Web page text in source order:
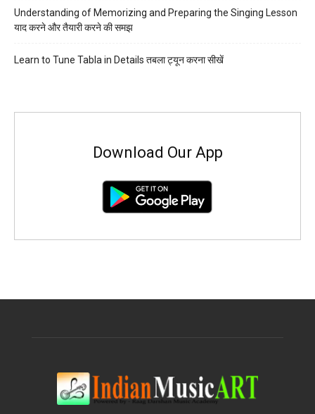
Understanding of Memorizing and Preparing the Singing Lesson
याद करने और तैयारी करने की समझ
Learn to Tune Tabla in Details तबला ट्यून करना सीखें
Download Our App